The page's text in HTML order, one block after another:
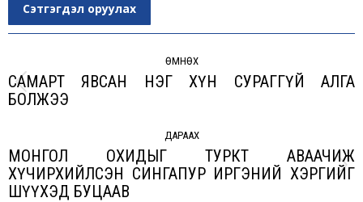
Сэтгэгдэл оруулах
ӨМНӨХ
Previous
САМАРТ ЯВСАН НЭГ ХҮН СУРАГГҮЙ АЛГА
БОЛЖЭЭ
ДАРААХ
Next
МОНГОЛ ОХИДЫГ ТУРКТ АВААЧИЖ
ХҮЧИРХИЙЛСЭН СИНГАПУР ИРГЭНИЙ ХЭРГИЙГ
ШҮҮХЭД БУЦААВ